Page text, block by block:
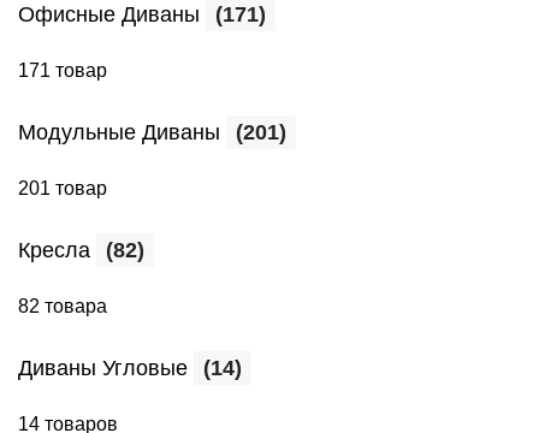
Офисные Диваны (171)
171 товар
Модульные Диваны (201)
201 товар
Кресла (82)
82 товара
Диваны Угловые (14)
14 товаров